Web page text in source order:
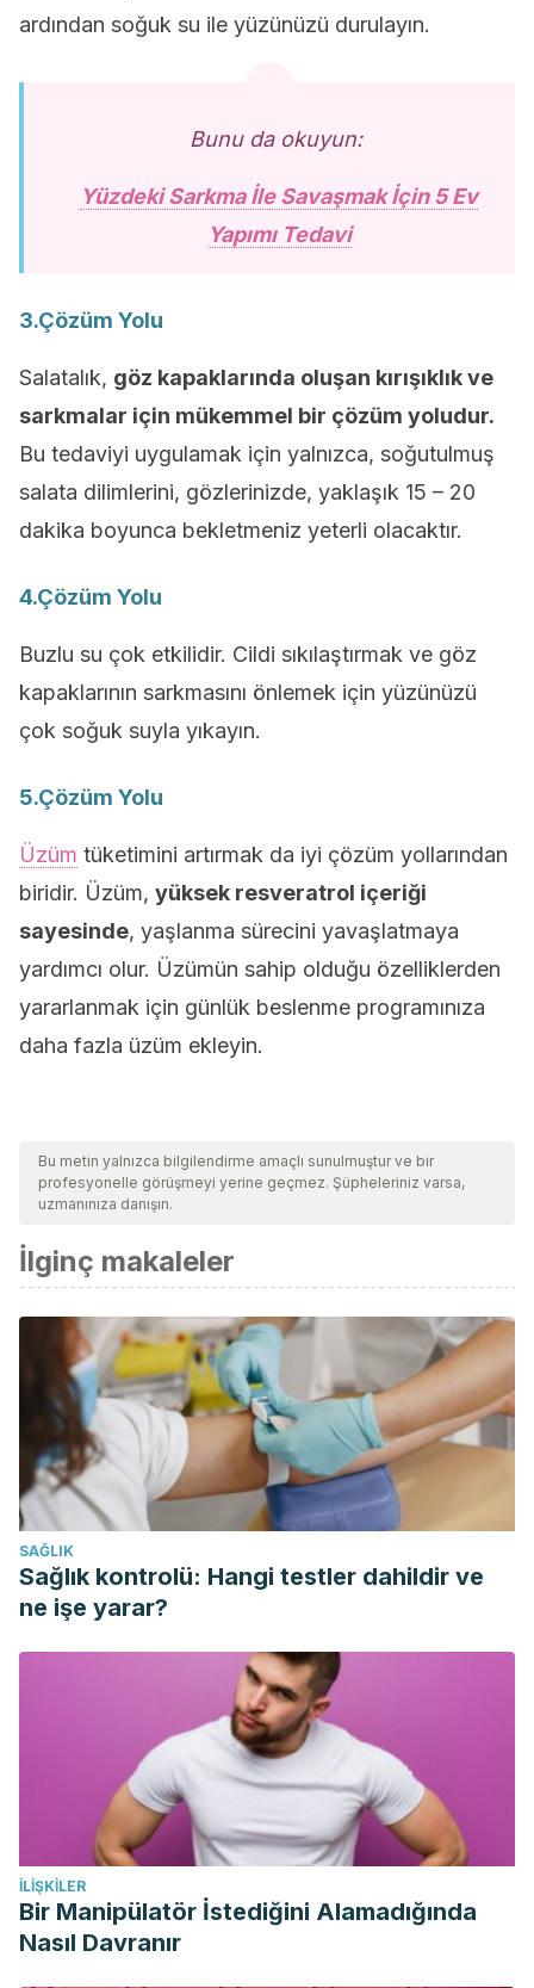
ardından soğuk su ile yüzünüzü durulayın.
Bunu da okuyun:
Yüzdeki Sarkma İle Savaşmak İçin 5 Ev
Yapımı Tedavi
3.Çözüm Yolu
Salatalık, göz kapaklarında oluşan kırışıklık ve
sarkmalar için mükemmel bir çözüm yoludur.
Bu tedaviyi uygulamak için yalnızca, soğutulmuş
salata dilimlerini, gözlerinizde, yaklaşık 15 – 20
dakika boyunca bekletmeniz yeterli olacaktır.
4.Çözüm Yolu
Buzlu su çok etkilidir. Cildi sıkılaştırmak ve göz
kapaklarının sarkmasını önlemek için yüzünüzü
çok soğuk suyla yıkayın.
5.Çözüm Yolu
Üzüm tüketimini artırmak da iyi çözüm yollarından
biridir. Üzüm, yüksek resveratrol içeriği
sayesinde, yaşlanma sürecini yavaşlatmaya
yardımcı olur. Üzümün sahip olduğu özelliklerden
yararlanmak için günlük beslenme programınıza
daha fazla üzüm ekleyin.
Bu metin yalnızca bilgilendirme amaçlı sunulmuştur ve bir
profesyonelle görüşmeyi yerine geçmez. Şüpheleriniz varsa,
uzmanınıza danışın.
İlginç makaleler
SAĞLIK
Sağlık kontrolü: Hangi testler dahildir ve
ne işe yarar?
İLIŞKILER
Bir Manipülatör İstediğini Alamadığında
Nasıl Davranır